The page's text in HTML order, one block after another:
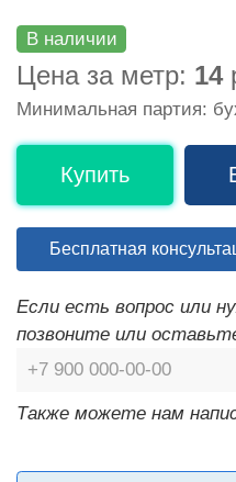
В наличии
Цена за метр: 14
Минимальная партия:
Купить
Бесплатная
Если есть вопрос или
позвоните или
Также можете нам